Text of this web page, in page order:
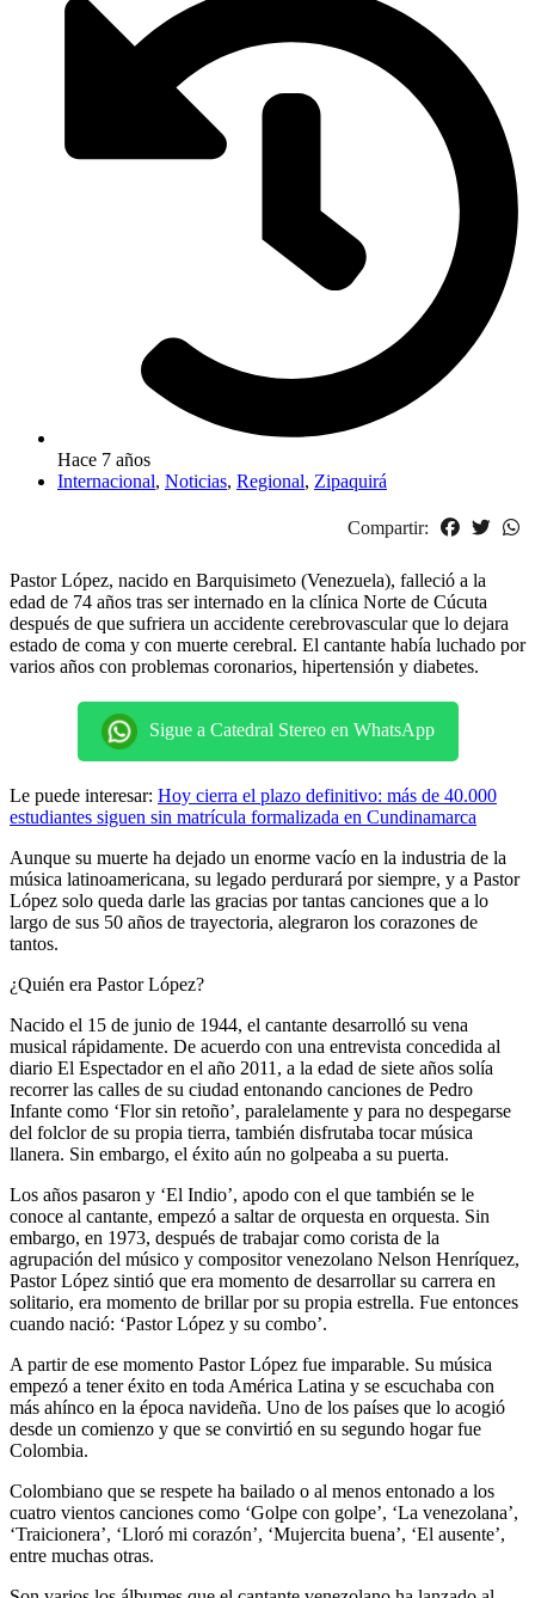
Hace 7 años
Internacional, Noticias, Regional, Zipaquirá
Compartir:
Pastor López, nacido en Barquisimeto (Venezuela), falleció a la
edad de 74 años tras ser internado en la clínica Norte de Cúcuta
después de que sufriera un accidente cerebrovascular que lo dejara
estado de coma y con muerte cerebral. El cantante había luchado por
varios años con problemas coronarios, hipertensión y diabetes.
Sigue a Catedral Stereo en WhatsApp
Le puede interesar: Hoy cierra el plazo definitivo: más de 40.000
estudiantes siguen sin matrícula formalizada en Cundinamarca
Aunque su muerte ha dejado un enorme vacío en la industria de la
música latinoamericana, su legado perdurará por siempre, y a Pastor
López solo queda darle las gracias por tantas canciones que a lo
largo de sus 50 años de trayectoria, alegraron los corazones de
tantos.
¿Quién era Pastor López?
Nacido el 15 de junio de 1944, el cantante desarrolló su vena
musical rápidamente. De acuerdo con una entrevista concedida al
diario El Espectador en el año 2011, a la edad de siete años solía
recorrer las calles de su ciudad entonando canciones de Pedro
Infante como ‘Flor sin retoño’, paralelamente y para no despegarse
del folclor de su propia tierra, también disfrutaba tocar música
llanera. Sin embargo, el éxito aún no golpeaba a su puerta.
Los años pasaron y ‘El Indio’, apodo con el que también se le
conoce al cantante, empezó a saltar de orquesta en orquesta. Sin
embargo, en 1973, después de trabajar como corista de la
agrupación del músico y compositor venezolano Nelson Henríquez,
Pastor López sintió que era momento de desarrollar su carrera en
solitario, era momento de brillar por su propia estrella. Fue entonces
cuando nació: ‘Pastor López y su combo’.
A partir de ese momento Pastor López fue imparable. Su música
empezó a tener éxito en toda América Latina y se escuchaba con
más ahínco en la época navideña. Uno de los países que lo acogió
desde un comienzo y que se convirtió en su segundo hogar fue
Colombia.
Colombiano que se respete ha bailado o al menos entonado a los
cuatro vientos canciones como ‘Golpe con golpe’, ‘La venezolana’,
‘Traicionera’, ‘Lloró mi corazón’, ‘Mujercita buena’, ‘El ausente’,
entre muchas otras.